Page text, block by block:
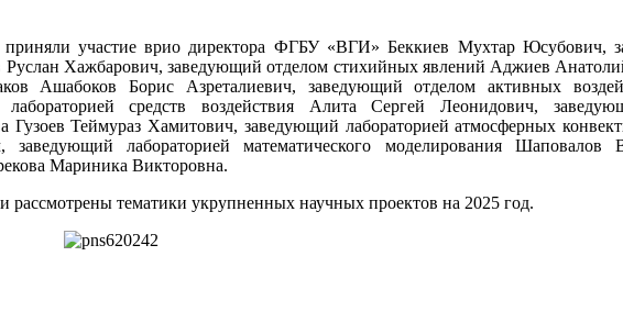
приняли участие врио директора ФГБУ «ВГИ» Беккиев Мухтар Юсубович,
Руслан Хажбарович, заведующий отделом стихийных явлений Аджиев
Ашабоков Борис Азреталиевич, заведующий отделом активных
средств воздействия Алита Сергей Леонидович,
Гузоев Теймураз Хамитович, заведующий лабораторией атмосферных
заведующий лабораторией математического моделирования Шаповалов
Мариника Викторовна.
рассмотрены тематики укрупненных научных проектов на 2025 год.